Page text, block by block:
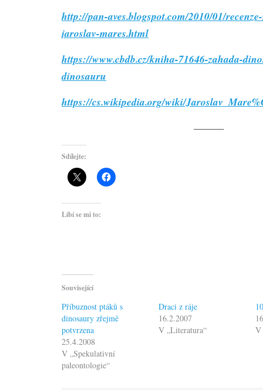
http://pan-aves.blogspot.com/2010/01/
jaroslav-mares.html
https://www.cbdb.cz/kniha-71646-zahada-
dinosauru
https://cs.wikipedia.org/wiki/
———
Sdílejte:
Líbí se mi to:
Související
Příbuznost ptáků s
dinosaury zřejmě
potvrzena
25.4.2008
V „Spekulativní
paleontologie“
Draci z ráje
16.2.2007
V „Literatura“
V